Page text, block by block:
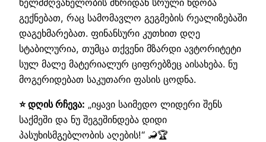
გექნებათ, რაც სამომავლო გეგმების რეალიზებაში
დაგეხმარებათ. ფინანსური კუთხით დღე
სტაბილურია, თუმცა თქვენი მზარდი ავტორიტეტი
სულ მალე მატერიალურ ციფრებზეც აისახება. ნუ
მოგერიდებათ საკუთარი ფასის ცოდნა.
⭐ დღის რჩევა: „იყავი საიმედო ლიდერი შენს
საქმეში და ნუ შეგეშინდება დიდი
პასუხისმგებლობის აღების!“ 🦂🏆